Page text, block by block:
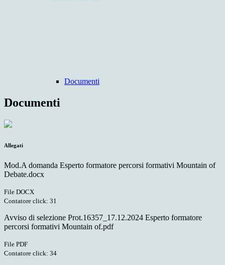
Documenti
Documenti
Allegati
Mod.A domanda Esperto formatore percorsi formativi Mountain of
Debate.docx
File DOCX
Contatore click: 31
Avviso di selezione Prot.16357_17.12.2024 Esperto formatore
percorsi formativi Mountain of.pdf
File PDF
Contatore click: 34